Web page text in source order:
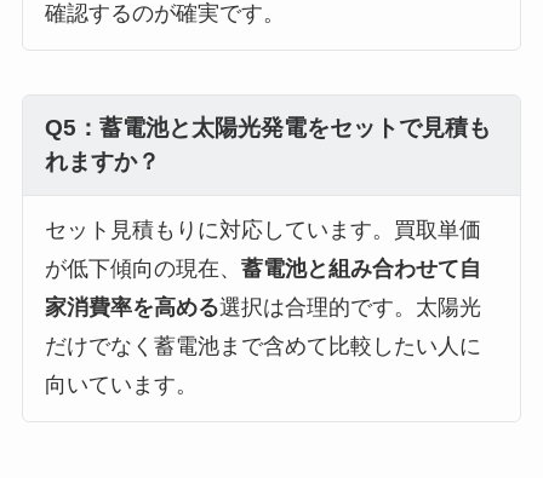
確認するのが確実です。
Q5：蓄電池と太陽光発電をセットで見積も
れますか？
セット見積もりに対応しています。買取単価
が低下傾向の現在、 蓄電池と組み合わせて自
家消費率を高める選択は合理的です。太陽光
だけでなく蓄電池まで含めて比較したい人に
向いています。